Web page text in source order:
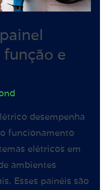
e
desempenha
funcionamento
elétricos em
ambientes
Esses painéis são